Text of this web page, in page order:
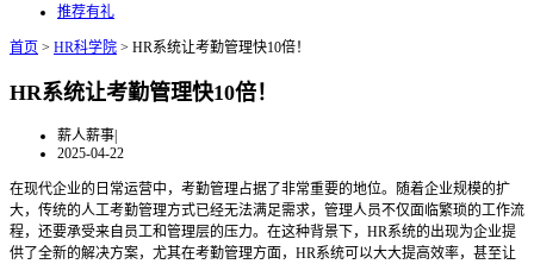
推荐有礼
首页 > HR科学院 > HR系统让考勤管理快10倍！
HR系统让考勤管理快10倍！
薪人薪事|
2025-04-22
在现代企业的日常运营中，考勤管理占据了非常重要的地位。随着企业规模的扩
大，传统的人工考勤管理方式已经无法满足需求，管理人员不仅面临繁琐的工作流
程，还要承受来自员工和管理层的压力。在这种背景下， HR系统的出现为企业提
供了全新的解决方案，尤其在考勤管理方面，HR系统可以大大提高效率，甚至让